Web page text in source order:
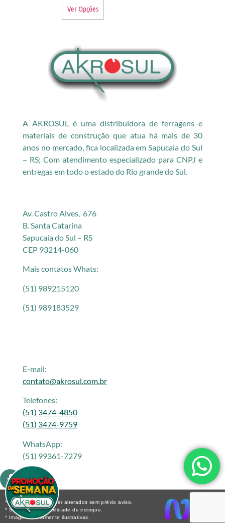
Ver Opções
A AKROSUL é uma distribuidora de ferragens e
materiais de construção que atua há mais de 30
anos no mercado, fica localizada em Sapucaia do Sul
– RS; Com atendimento especializado para CNPJ e
entregas em todo o estado do Rio grande do Sul.
Av. Castro Alves, 676
B. Santa Catarina
Sapucaia do Sul – RS
CEP 93214-060
Mais contatos Whats:
(51) 989215120
(51) 989183529
E-mail:
contato@akrosul.com.br
Telefones:
(51) 3474-4850
(51) 3474-9759
WhatsApp:
(51) 99361-7279
* Os preços podem ser alterados sem prévio aviso.
* Sujeito a disponibilidade de estoque.
* Imagens meramente ilustrativas.